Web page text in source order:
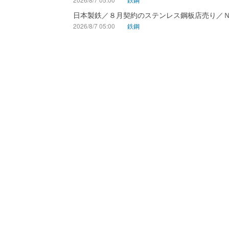
日本製鉄／８月契約のステンレス鋼板店売り／
2026/8/7 05:00 鉄鋼